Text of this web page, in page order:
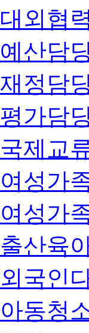
대외협
예산담
재정담
평가담
국제교
여성가
여성가
출산육
외국인
아동청